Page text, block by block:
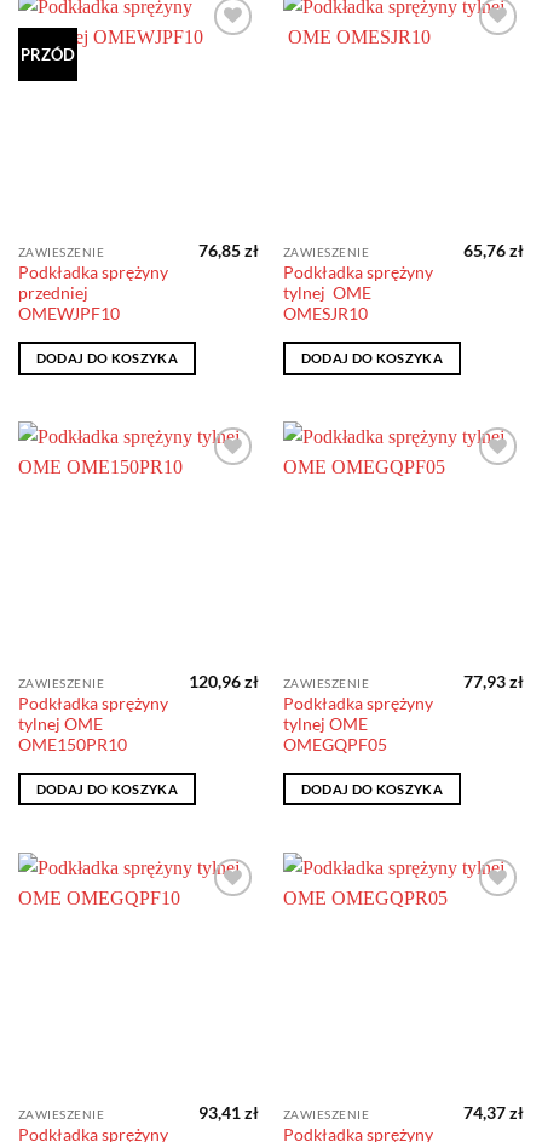
PRZÓD
ZAWIESZENIE
Podkładka sprężyny
przedniej
OMEWJPF10
76,85zł
DODAJ DO KOSZYKA
ZAWIESZENIE
Podkładka sprężyny
tylnej OME
OMESJR10
65,76zł
DODAJ DO KOSZYKA
ZAWIESZENIE
Podkładka sprężyny
tylnej OME
OME150PR10
120,96zł
DODAJ DO KOSZYKA
ZAWIESZENIE
Podkładka sprężyny
tylnej OME
OMEGQPF05
77,93zł
DODAJ DO KOSZYKA
ZAWIESZENIE
Podkładka sprężyny
93,41zł ZAWIESZENIE
Podkładka sprężyny
74,37zł